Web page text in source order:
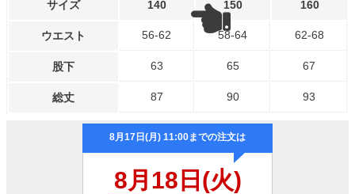
サイズ 140 150 160
ウエスト 56-62 58-64 62-68
股下 63 65 67
総丈 87 90 93